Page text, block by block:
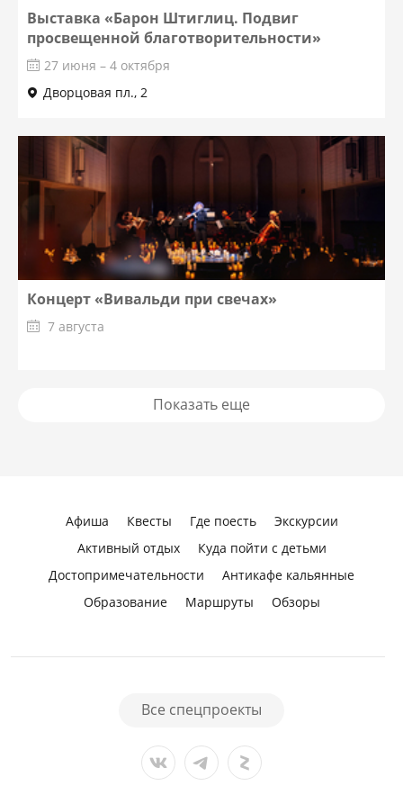
Выставка «Барон Штиглиц. Подвиг
просвещенной благотворительности»
27 июня – 4 октября
Дворцовая пл., 2
Концерт «Вивальди при свечах»
7 августа
Показать еще
Афиша Квесты Где поесть
Экскурсии
Активный отдых
Куда пойти с детьми
Достопримечательности
Антикафе кальянные
Образование
Маршруты Обзоры
Все спецпроекты